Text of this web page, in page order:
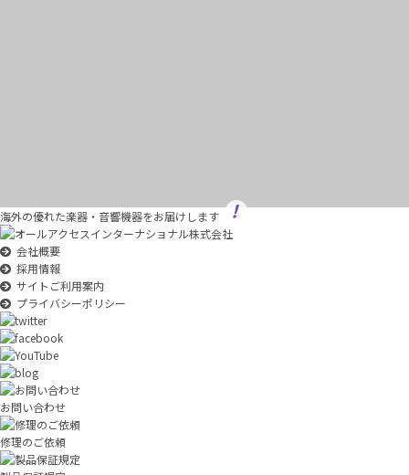
海外の優れた楽器・音響機器をお届けします
会社概要
採用情報
サイトご利用案内
プライバシーポリシー
お問い合わせ
修理のご依頼